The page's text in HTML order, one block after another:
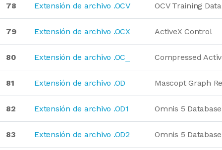
78 Extensión de archivo .OCV OCV Training Data
79 Extensión de archivo .OCX ActiveX Control
80 Extensión de archivo .OC_ Compressed
81 Extensión de archivo .OD Mascopt Graph
82 Extensión de archivo .OD1 Omnis 5 Database
83 Extensión de archivo .OD2 Omnis 5 Database